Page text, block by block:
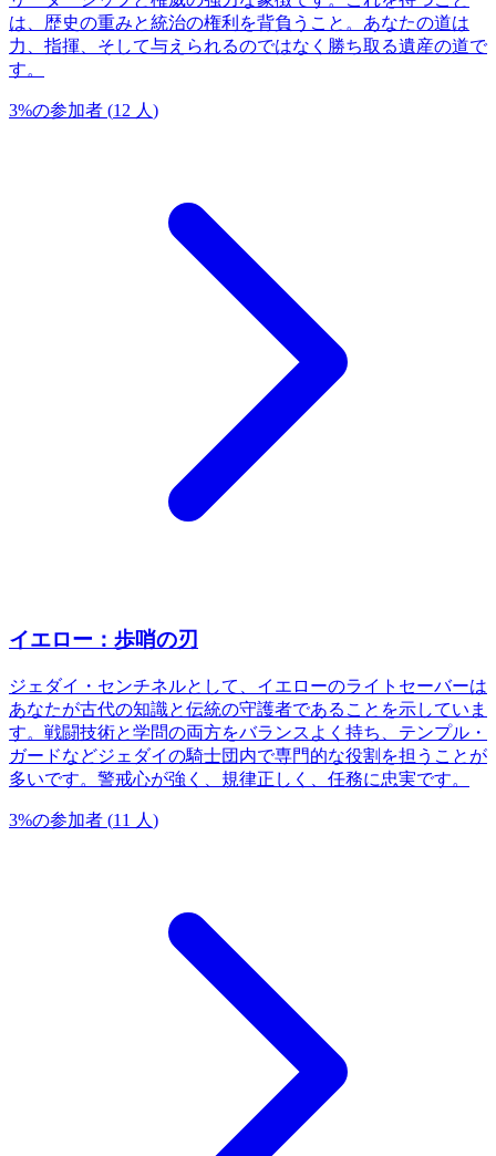
は、歴史の重みと統治の権利を背負うこと。あなたの道は
力、指揮、そして与えられるのではなく勝ち取る遺産の道で
す。
3%の参加者 (12 人 )
イエロー：歩哨の刃
ジェダイ・センチネルとして、イエローのライトセーバーは
あなたが古代の知識と伝統の守護者であることを示していま
す。戦闘技術と学問の両方をバランスよく持ち、テンプル・
ガードなどジェダイの騎士団内で専門的な役割を担うことが
多いです。警戒心が強く、規律正しく、任務に忠実です。
3%の参加者 (11 人 )